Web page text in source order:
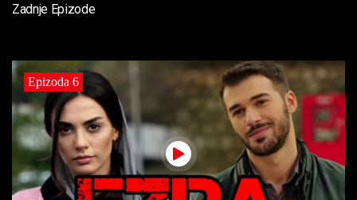
Zadnje Epizode
Epizoda 6